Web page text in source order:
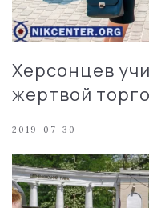
Херсонцев
жертвой
2019-07-30